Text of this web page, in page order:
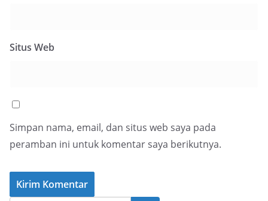
Situs Web
Simpan nama, email, dan situs web saya pada
peramban ini untuk komentar saya berikutnya.